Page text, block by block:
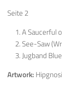
Seite 2
A Saucerful
See-Saw
Jugband
Artwork: